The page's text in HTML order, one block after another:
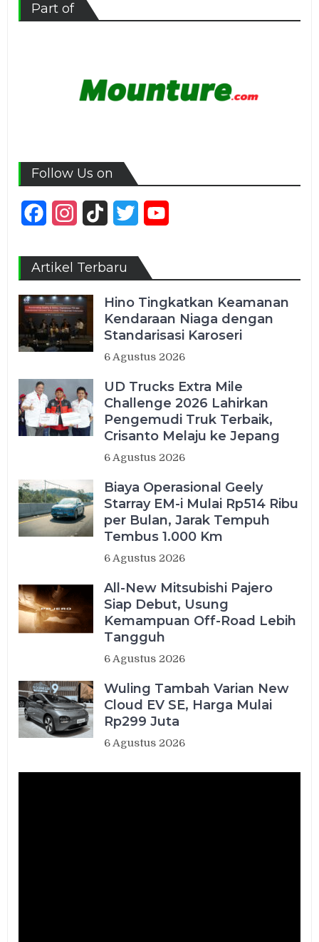
Part of
Follow Us on
FacebookInstagram
TikTok Twitter
Artikel Terbaru
Hino Tingkatkan Keamanan
Kendaraan Niaga dengan
Standarisasi Karoseri
6 Agustus 2026
UD Trucks Extra Mile
Challenge 2026 Lahirkan
Pengemudi Truk Terbaik,
Crisanto Melaju ke Jepang
6 Agustus 2026
Biaya Operasional Geely
Starray EM-i Mulai Rp514 Ribu
per Bulan, Jarak Tempuh
Tembus 1.000 Km
6 Agustus 2026
All-New Mitsubishi Pajero
Siap Debut, Usung
Kemampuan Off-Road Lebih
Tangguh
6 Agustus 2026
Wuling Tambah Varian New
Cloud EV SE, Harga Mulai
Rp299 Juta
6 Agustus 2026